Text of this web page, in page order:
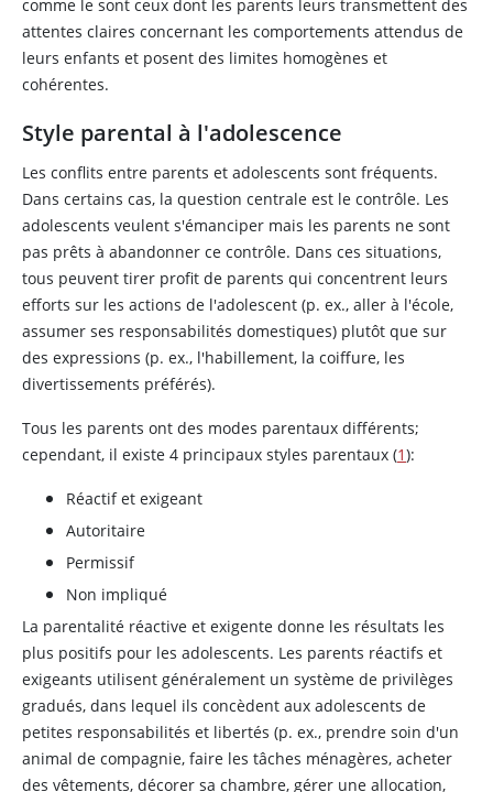
comme le sont ceux dont les parents leurs transmettent des
attentes claires concernant les comportements attendus de
leurs enfants et posent des limites homogènes et
cohérentes.
Style parental à l'adolescence
Les conflits entre parents et adolescents sont fréquents.
Dans certains cas, la question centrale est le contrôle. Les
adolescents veulent s'émanciper mais les parents ne sont
pas prêts à abandonner ce contrôle. Dans ces situations,
tous peuvent tirer profit de parents qui concentrent leurs
efforts sur les actions de l'adolescent (p. ex., aller à l'école,
assumer ses responsabilités domestiques) plutôt que sur
des expressions (p. ex., l'habillement, la coiffure, les
divertissements préférés).
Tous les parents ont des modes parentaux différents;
cependant, il existe 4 principaux styles parentaux (1):
Réactif et exigeant
Autoritaire
Permissif
Non impliqué
La parentalité réactive et exigente donne les résultats les
plus positifs pour les adolescents. Les parents réactifs et
exigeants utilisent généralement un système de privilèges
gradués, dans lequel ils concèdent aux adolescents de
petites responsabilités et libertés (p. ex., prendre soin d'un
animal de compagnie, faire les tâches ménagères, acheter
des vêtements, décorer sa chambre, gérer une allocation,